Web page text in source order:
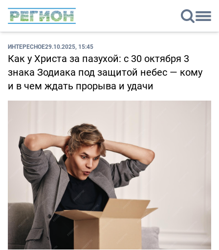
ИНТЕРЕСНОЕ29.10.2025, 15:45
Как у Христа за пазухой: с 30 октября 3
знака Зодиака под защитой небес — кому
и в чем ждать прорыва и удачи